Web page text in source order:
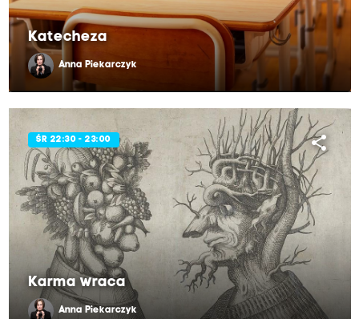
Katecheza
Anna Piekarczyk
ŚR 22:30 - 23:00 share
Karma wraca
Anna Piekarczyk